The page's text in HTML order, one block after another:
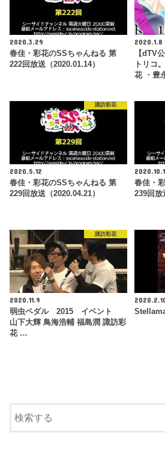
2020.3.29
春佳・彩花のSSちゃんねる 第
222回放送（2020.01.14）
2020.1.8
【dTV
トリコ
花 ・豊
諏訪彩花
2020.5.12
春佳・彩花のSSちゃんねる 第
229回放送（2020.04.21）
春佳・
239回放
諏訪彩花
2020.11.9
弱虫ペダル 2015 イベント
山下大輝 鳥海浩輔 福島潤 諏訪彩
花 …